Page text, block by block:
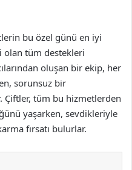
bu özel günü en iyi
olan tüm destekleri
oluşan bir ekip, her
sorunsuz bir
Çiftler, tüm bu hizmetlerden
yaşarken, sevdikleriyle
fırsatı bulurlar.